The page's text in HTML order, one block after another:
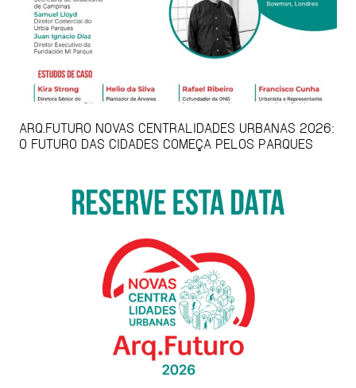
ARQ.FUTURO NOVAS CENTRALIDADES URBANAS 2026:
O FUTURO DAS CIDADES COMEÇA PELOS PARQUES